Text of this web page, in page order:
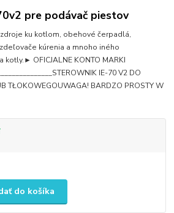
pre podávač piestov
ku kotlom, obehové čerpadlá,
kúrenia a mnoho iného
OFICJALNE KONTO MARKI
IE-70 V2 DO
TŁOKOWEGOUWAGA! BARDZO PROSTY W
do košíka